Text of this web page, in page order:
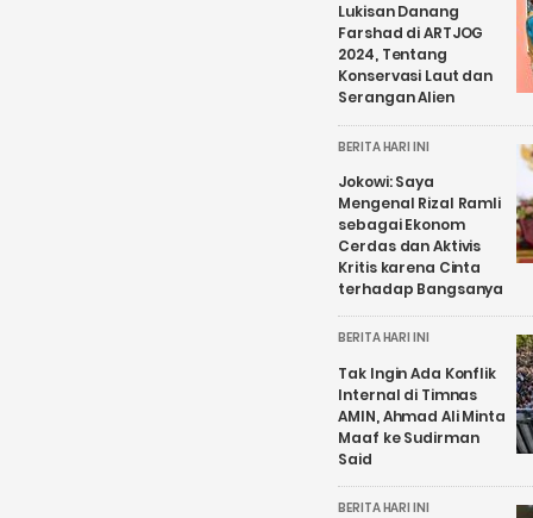
Lukisan Danang
Farshad di ARTJOG
2024, Tentang
Konservasi Laut dan
Serangan Alien
BERITA HARI INI
Jokowi: Saya
Mengenal Rizal Ramli
sebagai Ekonom
Cerdas dan Aktivis
Kritis karena Cinta
terhadap Bangsanya
BERITA HARI INI
Tak Ingin Ada Konflik
Internal di Timnas
AMIN, Ahmad Ali Minta
Maaf ke Sudirman
Said
BERITA HARI INI